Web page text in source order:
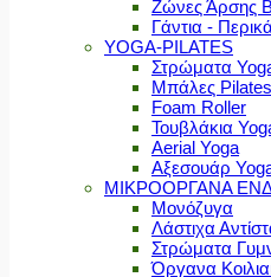
Ζώνες Άρσης
Γάντια -
YOGA-PILATES
Στρώματα
Μπάλες Pilates
Foam Roller
Τουβλάκια
Aerial Yoga
Αξεσουάρ
ΜΙΚΡΟΟΡΓΑΝΑ
Μονόζυγα
Λάστιχα
Στρώματα
Όργανα